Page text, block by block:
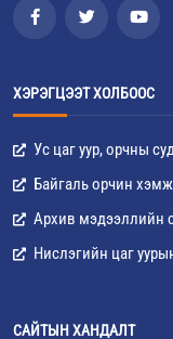
ХЭРЭГЦЭЭТ ХОЛБООС
Ус цаг уур, орчны
Байгаль орчин
Архив мэдээллийн
Нислэгийн цаг
САЙТЫН ХАНДАЛТ